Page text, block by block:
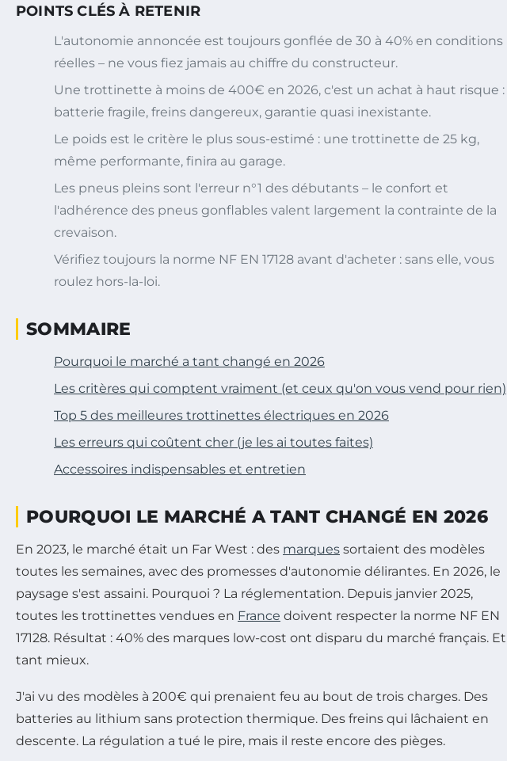
POINTS CLÉS À RETENIR
L'autonomie annoncée est toujours gonflée de 30 à 40% en conditions
réelles – ne vous fiez jamais au chiffre du constructeur.
Une trottinette à moins de 400€ en 2026, c'est un achat à haut risque :
batterie fragile, freins dangereux, garantie quasi inexistante.
Le poids est le critère le plus sous-estimé : une trottinette de 25 kg,
même performante, finira au garage.
Les pneus pleins sont l'erreur n°1 des débutants – le confort et
l'adhérence des pneus gonflables valent largement la contrainte de la
crevaison.
Vérifiez toujours la norme NF EN 17128 avant d'acheter : sans elle, vous
roulez hors-la-loi.
SOMMAIRE
Pourquoi le marché a tant changé en 2026
Les critères qui comptent vraiment (et ceux qu'on vous vend pour rien)
Top 5 des meilleures trottinettes électriques en 2026
Les erreurs qui coûtent cher (je les ai toutes faites)
Accessoires indispensables et entretien
POURQUOI LE MARCHÉ A TANT CHANGÉ EN 2026
En 2023, le marché était un Far West : des marques sortaient des modèles
toutes les semaines, avec des promesses d'autonomie délirantes. En 2026, le
paysage s'est assaini. Pourquoi ? La réglementation. Depuis janvier 2025,
toutes les trottinettes vendues en France doivent respecter la norme NF EN
17128. Résultat : 40% des marques low-cost ont disparu du marché français. Et
tant mieux.
J'ai vu des modèles à 200€ qui prenaient feu au bout de trois charges. Des
batteries au lithium sans protection thermique. Des freins qui lâchaient en
descente. La régulation a tué le pire, mais il reste encore des pièges.